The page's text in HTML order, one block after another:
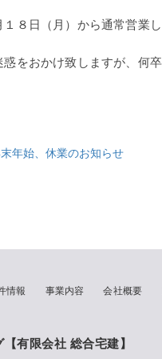
１８日（月）から通常営業し
惑をおかけ致しますが、何
年始、休業のお知らせ
情報 事業内容 会社概要
【有限会社 総合宅建】